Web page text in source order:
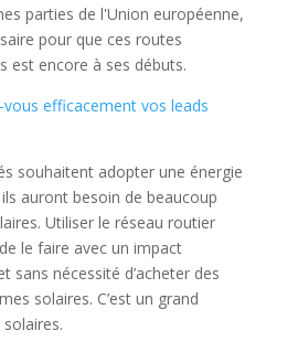
parties de l'Union européenne,
pour que ces routes
est encore à ses débuts.
vous efficacement vos leads
souhaitent adopter une énergie
auront besoin de beaucoup
Utiliser le réseau routier
le faire avec un impact
sans nécessité d’acheter des
solaires. C’est un grand